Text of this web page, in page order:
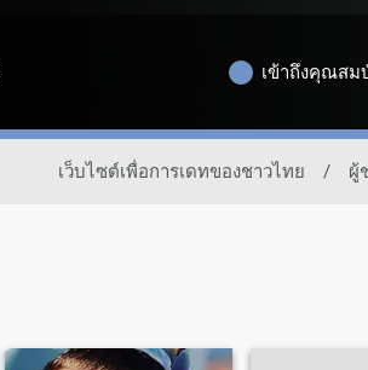
เข้าถึงคุณสม
เว็บไซต์เพื่อการเดทของชาวไทย / ผู้